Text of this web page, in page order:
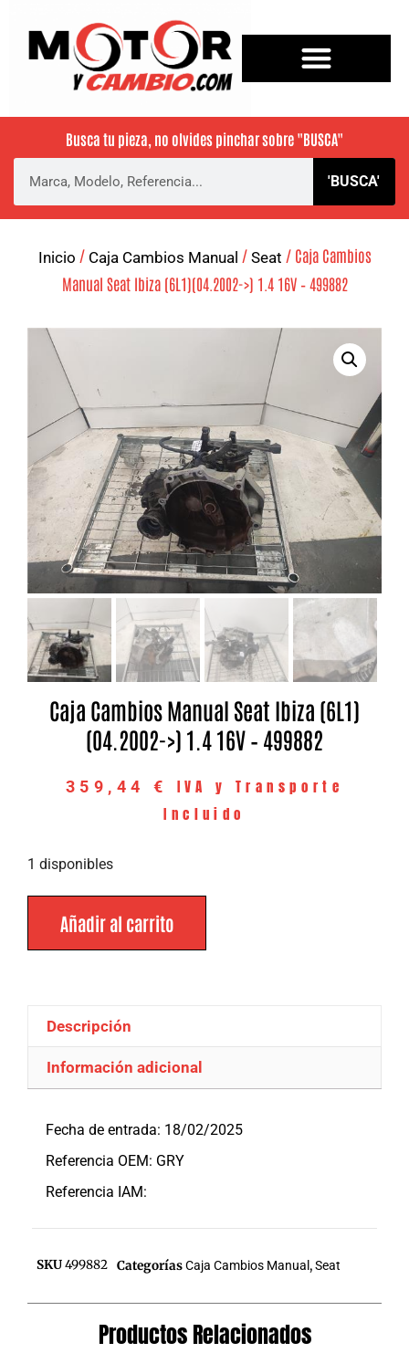
Busca tu pieza, no olvides pinchar sobre "BUSCA"
'BUSCA'
Inicio / Caja Cambios Manual / Seat / Caja Cambios
Manual Seat Ibiza (6L1)(04.2002->) 1.4 16V – 499882
Caja Cambios Manual Seat Ibiza (6L1)
(04.2002->) 1.4 16V – 499882
359,44 €
IVA y Transporte
Incluido
1 disponibles
Añadir al carrito
Descripción
Información adicional
Fecha de entrada: 18/02/2025
Referencia OEM: GRY
Referencia IAM:
SKU499882 CategoríasCaja Cambios Manual ,Seat
Productos Relacionados